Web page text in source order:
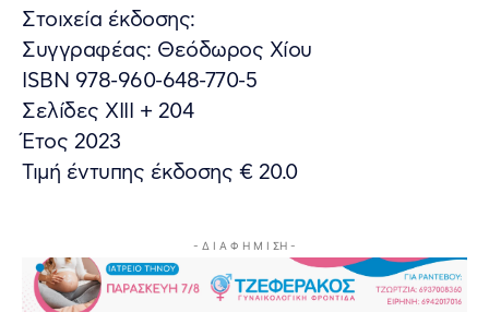
Στοιχεία έκδοσης:
Συγγραφέας: Θεόδωρος Χίου
ISBN 978-960-648-770-5
Σελίδες XIII + 204
Έτος 2023
Τιμή έντυπης έκδοσης € 20.0
- Δ Ι Α Φ Η Μ Ι ΣΗ -